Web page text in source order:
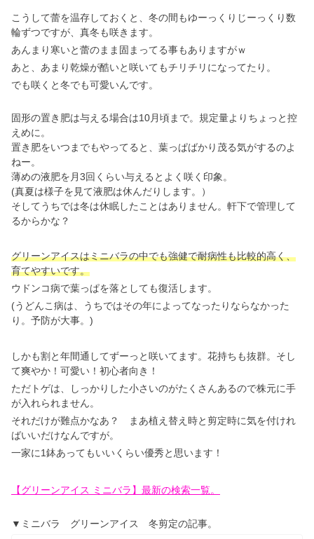
こうして蕾を温存しておくと、冬の間もゆーっくりじーっくり数
輪ずつですが、真冬も咲きます。
あんまり寒いと蕾のまま固まってる事もありますがｗ
あと、あまり乾燥が酷いと咲いてもチリチリになってたり。
でも咲くと冬でも可愛いんです。
固形の置き肥は与える場合は10月頃まで。規定量よりちょっと控
えめに。
置き肥をいつまでもやってると、葉っぱばかり茂る気がするのよ
ねー。
薄めの液肥を月3回くらい与えるとよく咲く印象。
(真夏は様子を見て液肥は休んだりします。）
そしてうちでは冬は休眠したことはありません。軒下で管理して
るからかな？
グリーンアイスはミニバラの中でも強健で耐病性も比較的高く、
育てやすいです。
ウドンコ病で葉っぱを落としても復活します。
(うどんこ病は、うちではその年によってなったりならなかった
り。予防が大事。)
しかも割と年間通してずーっと咲いてます。花持ちも抜群。そし
て爽やか！可愛い！初心者向き！
ただトゲは、しっかりした小さいのがたくさんあるので株元に手
が入れられません。
それだけが難点かなあ？ まあ植え替え時と剪定時に気を付けれ
ばいいだけなんですが。
一家に1鉢あってもいいくらい優秀と思います！
【グリーンアイス ミニバラ】最新の検索一覧。
▼ミニバラ グリーンアイス 冬剪定の記事。